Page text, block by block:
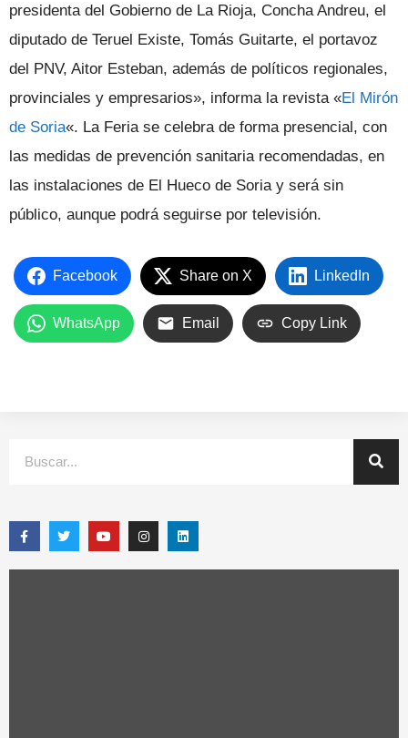
presidenta del Gobierno de La Rioja, Concha Andreu, el
diputado de Teruel Existe, Tomás Guitarte, el portavoz
del PNV, Aitor Esteban, además de políticos regionales,
provinciales y empresarios», informa la revista «El Mirón
de Soria«. La Feria se celebra de forma presencial, con
las medidas de prevención sanitaria recomendadas, en
las instalaciones de El Hueco de Soria y será sin
público, aunque podrá seguirse por televisión.
Facebook Share on X LinkedIn
WhatsApp Email Copy Link